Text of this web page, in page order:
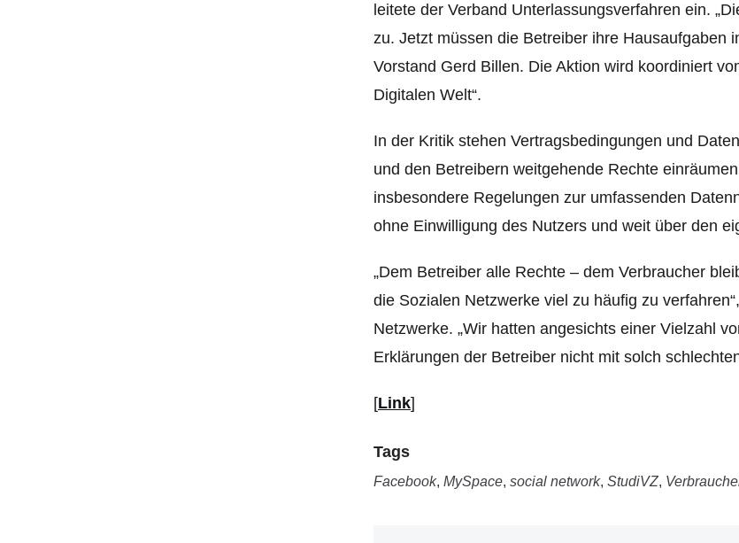
leitete der Verband Unterlassungsverfahren ein.
zu. Jetzt müssen die Betreiber ihre Hausaufgaben
Vorstand Gerd Billen. Die Aktion wird koordiniert
Digitalen Welt“.
In der Kritik stehen Vertragsbedingungen und
und den Betreibern weitgehende Rechte
insbesondere Regelungen zur umfassenden
ohne Einwilligung des Nutzers und weit über den
„Dem Betreiber alle Rechte – dem Verbraucher
die Sozialen Netzwerke viel zu häufig zu
Netzwerke. „Wir hatten angesichts einer Vielzahl
Erklärungen der Betreiber nicht mit solch
[Link]
Tags
Facebook, MySpace, social network, StudiVZ,